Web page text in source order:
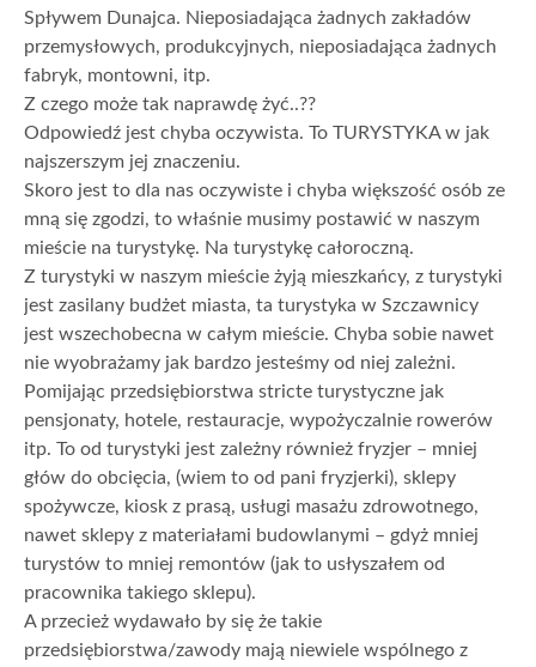
Spływem Dunajca. Nieposiadająca żadnych zakładów
przemysłowych, produkcyjnych, nieposiadająca żadnych
fabryk, montowni, itp.
Z czego może tak naprawdę żyć..??
Odpowiedź jest chyba oczywista. To TURYSTYKA w jak
najszerszym jej znaczeniu.
Skoro jest to dla nas oczywiste i chyba większość osób ze
mną się zgodzi, to właśnie musimy postawić w naszym
mieście na turystykę. Na turystykę całoroczną.
Z turystyki w naszym mieście żyją mieszkańcy, z turystyki
jest zasilany budżet miasta, ta turystyka w Szczawnicy
jest wszechobecna w całym mieście. Chyba sobie nawet
nie wyobrażamy jak bardzo jesteśmy od niej zależni.
Pomijając przedsiębiorstwa stricte turystyczne jak
pensjonaty, hotele, restauracje, wypożyczalnie rowerów
itp. To od turystyki jest zależny również fryzjer – mniej
głów do obcięcia, (wiem to od pani fryzjerki), sklepy
spożywcze, kiosk z prasą, usługi masażu zdrowotnego,
nawet sklepy z materiałami budowlanymi – gdyż mniej
turystów to mniej remontów (jak to usłyszałem od
pracownika takiego sklepu).
A przecież wydawało by się że takie
przedsiębiorstwa/zawody mają niewiele wspólnego z